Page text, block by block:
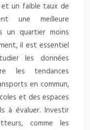
un faible taux de
une meilleure
un quartier moins
il est essentiel
les données
les tendances
en commun,
et des espaces
à évaluer. Investir
comme les